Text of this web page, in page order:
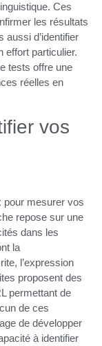
Ces
les résultats
aussi d’identifier
effort particulier.
tests offre une
réelles en
vos
pour mesurer vos
repose sur une
dans les
la
l’expression
proposent des
permettant de
de ces
de développer
à identifier